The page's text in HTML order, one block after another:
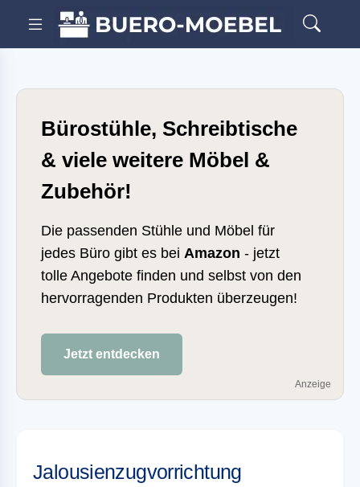
Bürostühle, Schreibtische
& viele weitere Möbel &
Zubehör!
Die passenden Stühle und Möbel für
jedes Büro gibt es bei Amazon - jetzt
tolle Angebote finden und selbst von den
hervorragenden Produkten überzeugen!
Jetzt entdecken
Anzeige
Jalousienzugvorrichtung